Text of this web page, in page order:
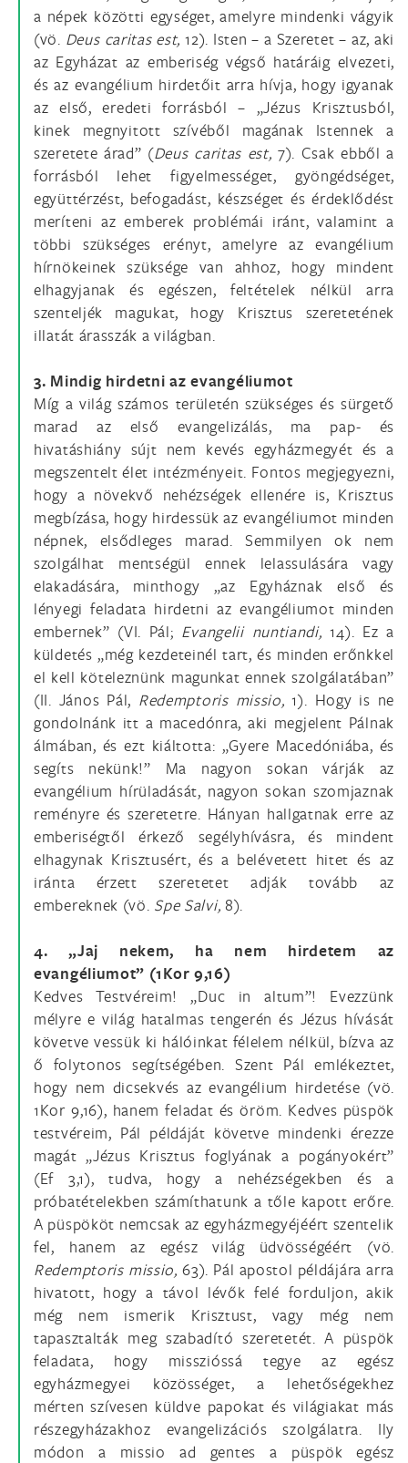
a népek közötti egységet, amelyre mindenki vágyik
(vö. Deus caritas est, 12). Isten – a Szeretet – az, aki
az Egyházat az emberiség végső határáig elvezeti,
és az evangélium hirdetőit arra hívja, hogy igyanak
az első, eredeti forrásból – „Jézus Krisztusból,
kinek megnyitott szívéből magának Istennek a
szeretete árad” (Deus caritas est, 7). Csak ebből a
forrásból lehet figyelmességet, gyöngédséget,
együttérzést, befogadást, készséget és érdeklődést
meríteni az emberek problémái iránt, valamint a
többi szükséges erényt, amelyre az evangélium
hírnökeinek szüksége van ahhoz, hogy mindent
elhagyjanak és egészen, feltételek nélkül arra
szenteljék magukat, hogy Krisztus szeretetének
illatát árasszák a világban.
3. Mindig hirdetni az evangéliumot
Míg a világ számos területén szükséges és sürgető
marad az első evangelizálás, ma pap- és
hivatáshiány sújt nem kevés egyházmegyét és a
megszentelt élet intézményeit. Fontos megjegyezni,
hogy a növekvő nehézségek ellenére is, Krisztus
megbízása, hogy hirdessük az evangéliumot minden
népnek, elsődleges marad. Semmilyen ok nem
szolgálhat mentségül ennek lelassulására vagy
elakadására, minthogy „az Egyháznak első és
lényegi feladata hirdetni az evangéliumot minden
embernek” (VI. Pál; Evangelii nuntiandi, 14). Ez a
küldetés „még kezdeteinél tart, és minden erőnkkel
el kell köteleznünk magunkat ennek szolgálatában”
(II. János Pál, Redemptoris missio, 1). Hogy is ne
gondolnánk itt a macedónra, aki megjelent Pálnak
álmában, és ezt kiáltotta: „Gyere Macedóniába, és
segíts nekünk!” Ma nagyon sokan várják az
evangélium hírüladását, nagyon sokan szomjaznak
reményre és szeretetre. Hányan hallgatnak erre az
emberiségtől érkező segélyhívásra, és mindent
elhagynak Krisztusért, és a belévetett hitet és az
iránta érzett szeretetet adják tovább az
embereknek (vö. Spe Salvi, 8).
4. „Jaj nekem, ha nem hirdetem az
evangéliumot” (1Kor 9,16)
Kedves Testvéreim! „Duc in altum”! Evezzünk
mélyre e világ hatalmas tengerén és Jézus hívását
követve vessük ki hálóinkat félelem nélkül, bízva az
ő folytonos segítségében. Szent Pál emlékeztet,
hogy nem dicsekvés az evangélium hirdetése (vö.
1Kor 9,16), hanem feladat és öröm. Kedves püspök
testvéreim, Pál példáját követve mindenki érezze
magát „Jézus Krisztus foglyának a pogányokért”
(Ef 3,1), tudva, hogy a nehézségekben és a
próbatételekben számíthatunk a tőle kapott erőre.
A püspököt nemcsak az egyházmegyéjéért szentelik
fel, hanem az egész világ üdvösségéért (vö.
Redemptoris missio, 63). Pál apostol példájára arra
hivatott, hogy a távol lévők felé forduljon, akik
még nem ismerik Krisztust, vagy még nem
tapasztalták meg szabadító szeretetét. A püspök
feladata, hogy misszióssá tegye az egész
egyházmegyei közösséget, a lehetőségekhez
mérten szívesen küldve papokat és világiakat más
részegyházakhoz evangelizációs szolgálatra. Ily
módon a missio ad gentes a püspök egész